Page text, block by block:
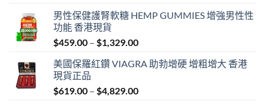
男性保健護腎軟糖 HEMP GUMMIES 增強男性性
功能 香港現貨
$459.00 – $1,329.00Price
$459.00
$1,329.00
美國保羅紅鑽 VIAGRA 助勃增硬 增粗增大 香港
現貨正品
$619.00 – $4,829.00Price